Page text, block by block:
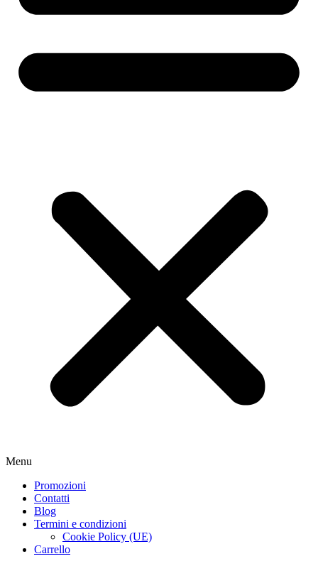
Menu
Promozioni
Contatti
Blog
Termini e condizioni
Cookie Policy (UE)
Carrello